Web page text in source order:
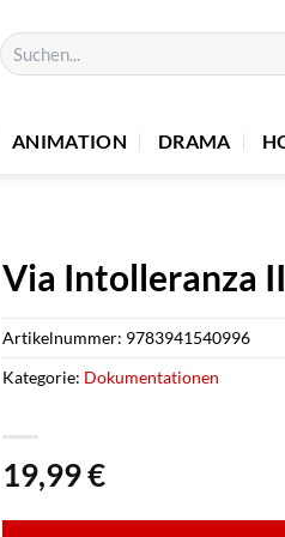
Suchen
nach:
ANIMATION DRAMA
Via Intolleranza
19,99€
Artikelnummer: 9783941540996
Kategorie: Dokumentationen